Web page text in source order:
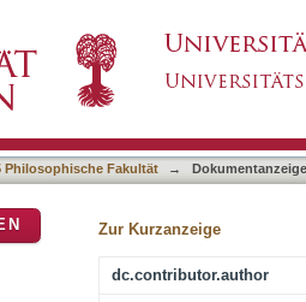
Philosophische Fakultät → Dokumentanzeige
Zur Kurzanzeige
dc.contributor.author